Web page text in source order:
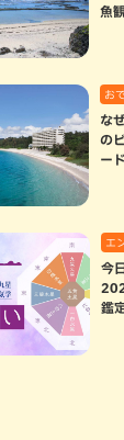
魚
お
な
の
ー
エ
今
鑑